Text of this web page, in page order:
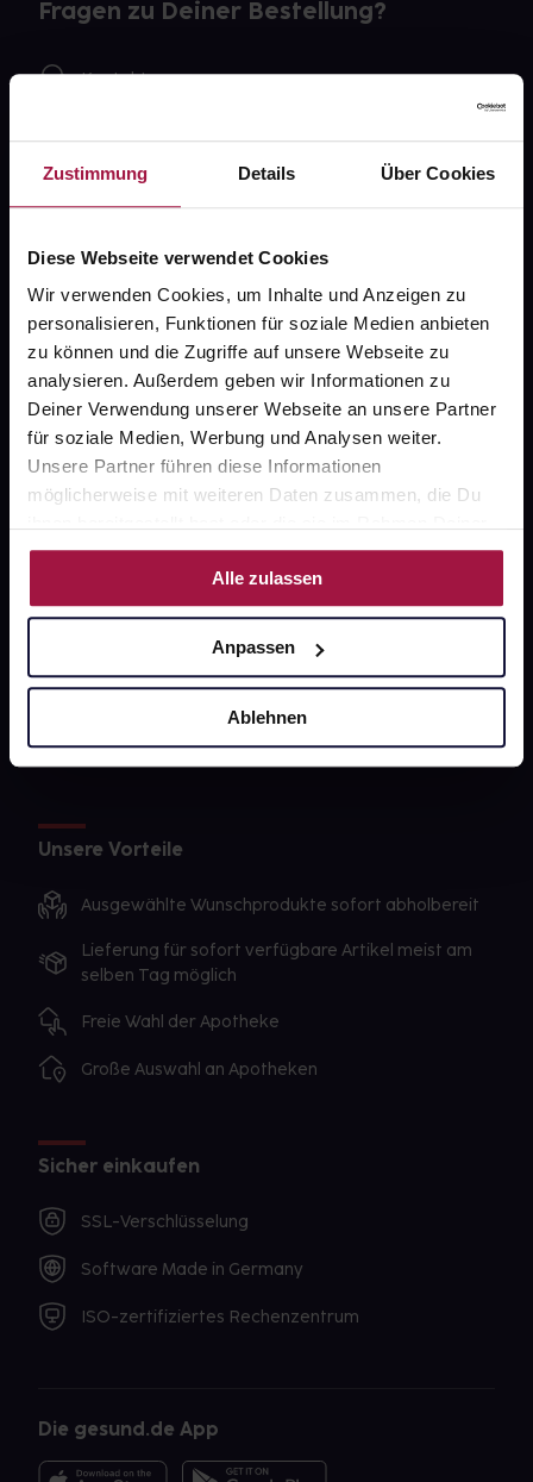
Zustimmung Details Über Cookies
Diese Webseite verwendet Cookies
Wir verwenden Cookies, um Inhalte und Anzeigen zu
personalisieren, Funktionen für soziale Medien anbieten
zu können und die Zugriffe auf unsere Webseite zu
analysieren. Außerdem geben wir Informationen zu
Deiner Verwendung unserer Webseite an unsere Partner
für soziale Medien, Werbung und Analysen weiter.
Unsere Partner führen diese Informationen
möglicherweise mit weiteren Daten zusammen, die Du
Nutzung der Dienste gesammelt haben.
Alle zulassen
Anpassen
Ablehnen
Fragen zu Deiner Bestellung?
Kontakt
gesund.de
Über uns
Karriere
Newsletter
Barrierefreiheitserklärung
PAYBACK
Sanitätshäuser
Impressum
Unsere Vorteile
Ausgewählte Wunschprodukte sofort abholbereit
Lieferung für sofort verfügbare Artikel meist am
selben Tag möglich
Freie Wahl der Apotheke
Große Auswahl an Apotheken
Sicher einkaufen
SSL-Verschlüsselung
Software Made in Germany
ISO-zertifiziertes Rechenzentrum
Die gesund.de App